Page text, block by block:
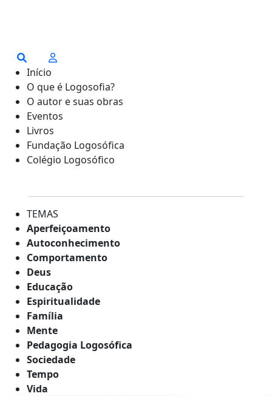
Início
O que é Logosofia?
O autor e suas obras
Eventos
Livros
Fundação Logosófica
Colégio Logosófico
TEMAS
Aperfeiçoamento
Autoconhecimento
Comportamento
Deus
Educação
Espiritualidade
Família
Mente
Pedagogia Logosófica
Sociedade
Tempo
Vida